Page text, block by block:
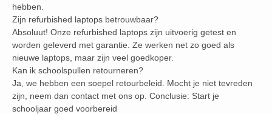
hebben.
Zijn refurbished laptops betrouwbaar?
Absoluut! Onze refurbished laptops zijn uitvoerig getest en
worden geleverd met garantie. Ze werken net zo goed als
nieuwe laptops, maar zijn veel goedkoper.
Kan ik schoolspullen retourneren?
Ja, we hebben een soepel retourbeleid. Mocht je niet tevreden
zijn, neem dan contact met ons op. Conclusie: Start je
schooljaar goed voorbereid